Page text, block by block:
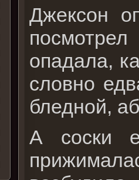
Джексон
опадала,
словно
бледной,
А соски